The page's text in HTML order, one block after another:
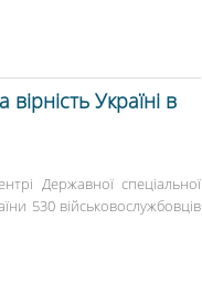
Україні в
Державної спеціальної
530 військовослужбовців